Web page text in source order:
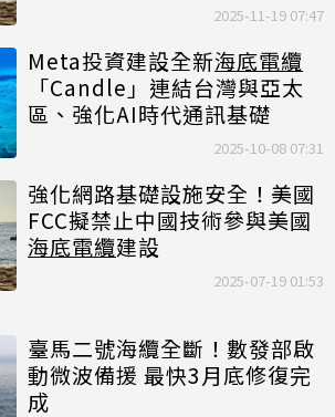
2025-11-19 07:47
Meta投資建設全新海底電纜
「Candle」連結台灣與亞太
區、強化AI時代通訊基礎
2025-10-08 07:31
強化網路基礎設施安全！美國
FCC擬禁止中國技術參與美國
海底電纜建設
2025-07-19 01:53
臺馬二號海纜全斷！數發部啟
動微波備援 最快3月底修復完
成